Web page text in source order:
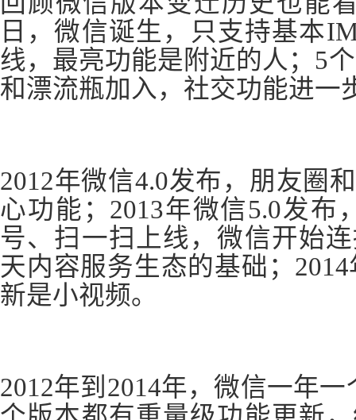
日，微信诞生，只支持基本
线，最亮功能是附近的人；5
和漂流瓶加入，社交功能进一
2012年微信4.0发布，朋友圈
心功能；2013年微信5.0发
号、扫一扫上线，微信开始
天内容服务生态的基础；
新是小视频。
2012年到2014年，微信一年